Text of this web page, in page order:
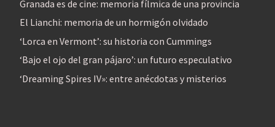
Granada es de cine: memoria fílmica de una provincia
El Lianchi: memoria de un hormigón olvidado
‘Lorca en Vermont’: su historia con Cummings
‘Bajo el ojo del gran pájaro’: un futuro especulativo
‘Dreaming Spires IV»: entre anécdotas y misterios